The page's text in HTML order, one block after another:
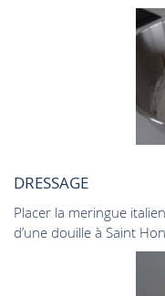
DRESSAGE
Placer la meringue
d’une douille à Saint